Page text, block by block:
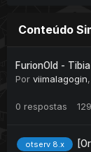
Conteúdo
FurionOld -
Por viimalagogin,
0 respostas
otserv 8.x